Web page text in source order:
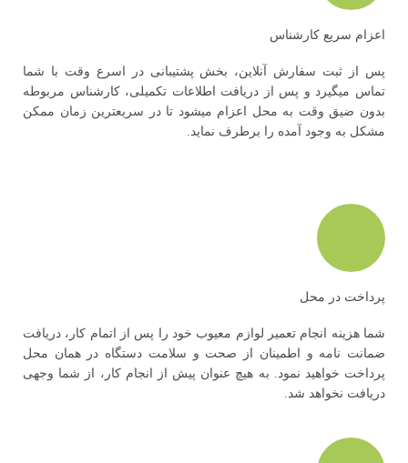
اعزام سریع کارشناس
پس از ثبت سفارش آنلاین، بخش پشتیبانی در اسرع وقت با شما
تماس میگیرد و پس از دریافت اطلاعات تکمیلی، کارشناس مربوطه
بدون ضیق وقت به محل اعزام میشود تا در سریعترین زمان ممکن
مشکل به وجود آمده را برطرف نماید.
پرداخت در محل
شما هزینه انجام تعمیر لوازم معیوب خود را پس از اتمام کار، دریافت
ضمانت نامه و اطمینان از صحت و سلامت دستگاه در همان محل
پرداخت خواهید نمود. به هیچ عنوان پیش از انجام کار، از شما وجهی
دریافت نخواهد شد.